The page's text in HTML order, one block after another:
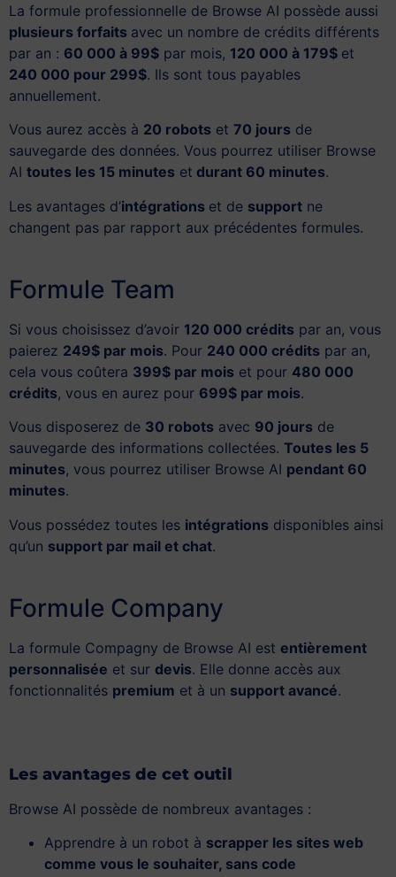
La formule professionnelle de Browse AI possède aussi
plusieurs forfaits avec un nombre de crédits différents
par an : 60 000 à 99$ par mois, 120 000 à 179$ et
240 000 pour 299$. Ils sont tous payables
annuellement.
Vous aurez accès à 20 robots et 70 jours de
sauvegarde des données. Vous pourrez utiliser Browse
AI toutes les 15 minutes et durant 60 minutes.
Les avantages d’intégrations et de support ne
changent pas par rapport aux précédentes formules.
Formule Team
Si vous choisissez d’avoir 120 000 crédits par an, vous
paierez 249$ par mois. Pour 240 000 crédits par an,
cela vous coûtera 399$ par mois et pour 480 000
crédits, vous en aurez pour 699$ par mois.
Vous disposerez de 30 robots avec 90 jours de
sauvegarde des informations collectées. Toutes les 5
minutes, vous pourrez utiliser Browse AI pendant 60
minutes.
Vous possédez toutes les intégrations disponibles ainsi
qu’un support par mail et chat.
Formule Company
La formule Compagny de Browse AI est entièrement
personnalisée et sur devis. Elle donne accès aux
fonctionnalités premium et à un support avancé.
Les avantages de cet outil
Browse AI possède de nombreux avantages :
Apprendre à un robot à scrapper les sites web
comme vous le souhaiter, sans code